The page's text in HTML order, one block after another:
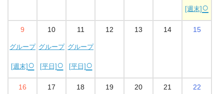
[週末] ○
9
グループ
[週末] ○
10
グループ
[平日] ○
11
グループ
[平日] ○
12 13 14 15
16 17 18 19 20 21 22